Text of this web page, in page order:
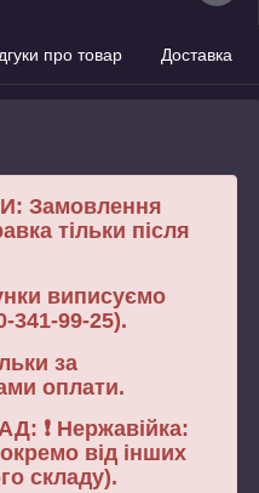
про товар Доставка
Замовлення
тільки після
виписуємо
341-99-25).
за
оплати.
❗ Нержавійка:
від інших
складу).